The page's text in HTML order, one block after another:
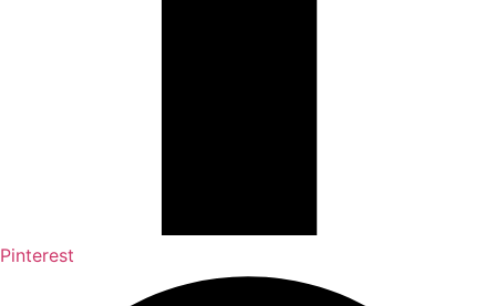
Pinterest